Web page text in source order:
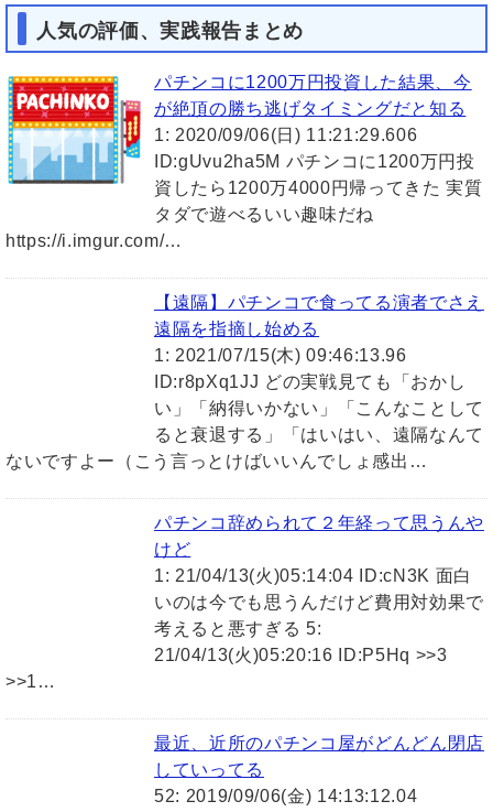
人気の評価、実践報告まとめ
パチンコに1200万円投資した結果、今
が絶頂の勝ち逃げタイミングだと知る
1: 2020/09/06(日) 11:21:29.606
ID:gUvu2ha5M パチンコに1200万円投
資したら1200万4000円帰ってきた 実質
タダで遊べるいい趣味だね
https://i.imgur.com/…
【遠隔】パチンコで食ってる演者でさえ
遠隔を指摘し始める
1: 2021/07/15(木) 09:46:13.96
ID:r8pXq1JJ どの実戦見ても「おかし
い」「納得いかない」「こんなことして
ると衰退する」「はいはい、遠隔なんて
ないですよー（こう言っとけばいいんでしょ感出…
パチンコ辞められて２年経って思うんや
けど
1: 21/04/13(火)05:14:04 ID:cN3K 面白
いのは今でも思うんだけど費用対効果で
考えると悪すぎる 5:
21/04/13(火)05:20:16 ID:P5Hq >>3
>>1…
最近、近所のパチンコ屋がどんどん閉店
していってる
52: 2019/09/06(金) 14:13:12.04